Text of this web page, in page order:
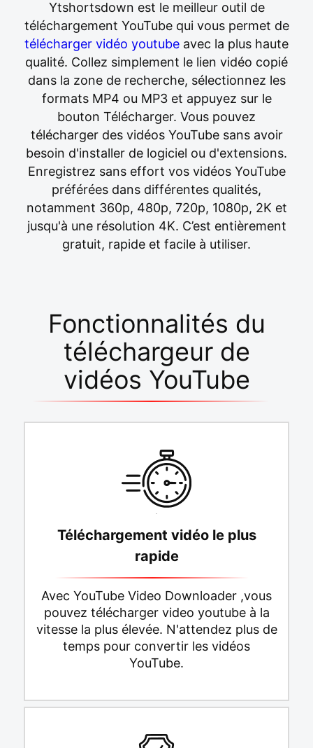
Ytshortsdown est le meilleur outil de
téléchargement YouTube qui vous permet de
télécharger vidéo youtube avec la plus haute
qualité. Collez simplement le lien vidéo copié
dans la zone de recherche, sélectionnez les
formats MP4 ou MP3 et appuyez sur le
bouton Télécharger. Vous pouvez
télécharger des vidéos YouTube sans avoir
besoin d'installer de logiciel ou d'extensions.
Enregistrez sans effort vos vidéos YouTube
préférées dans différentes qualités,
notamment 360p, 480p, 720p, 1080p, 2K et
jusqu'à une résolution 4K. C’est entièrement
gratuit, rapide et facile à utiliser.
Fonctionnalités du
téléchargeur de
vidéos YouTube
Téléchargement vidéo le plus
rapide
Avec YouTube Video Downloader ,vous
pouvez télécharger video youtube à la
vitesse la plus élevée. N'attendez plus de
temps pour convertir les vidéos
YouTube.